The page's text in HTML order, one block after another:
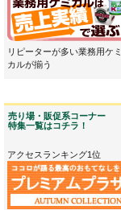
リピーターが多い業務用ケミ
カルが揃う
売り場・販促系コーナー
特集一覧はコチラ！
アクセスランキング1位